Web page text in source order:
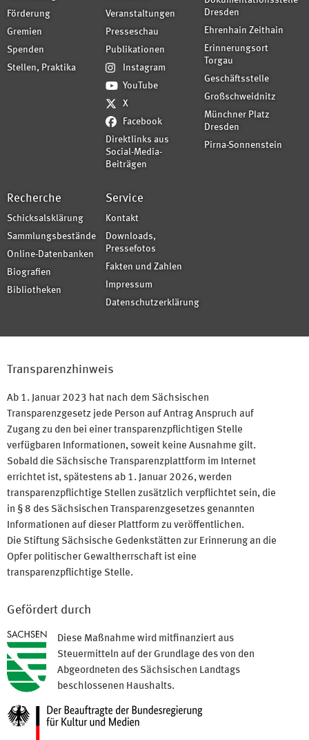
Förderung
Gremien
Spenden
Stellen, Praktika
Veranstaltungen
Presseschau
Publikationen
Instagram
YouTube
X
Facebook
Direktlinks aus
Social-Media-
Beiträgen
Dresden
Ehrenhain Zeithain
Erinnerungsort
Torgau
Geschäftsstelle
Großschweidnitz
Münchner Platz
Dresden
Pirna-Sonnenstein
Recherche
Schicksalsklärung
Sammlungsbestände
Online-Datenbanken
Biografien
Bibliotheken
Service
Kontakt
Downloads,
Pressefotos
Fakten und Zahlen
Impressum
Datenschutzerklärung
Transparenzhinweis
Ab 1. Januar 2023 hat nach dem Sächsischen
Transparenzgesetz jede Person auf Antrag Anspruch auf
Zugang zu den bei einer transparenzpflichtigen Stelle
verfügbaren Informationen, soweit keine Ausnahme gilt.
Sobald die Sächsische Transparenzplattform im Internet
errichtet ist, spätestens ab 1. Januar 2026, werden
transparenzpflichtige Stellen zusätzlich verpflichtet sein, die
in § 8 des Sächsischen Transparenzgesetzes genannten
Informationen auf dieser Plattform zu veröffentlichen.
Die Stiftung Sächsische Gedenkstätten zur Erinnerung an die
Opfer politischer Gewaltherrschaft ist eine
transparenzpflichtige Stelle.
Gefördert durch
Diese Maßnahme wird mitfinanziert aus
Steuermitteln auf der Grundlage des von den
Abgeordneten des Sächsischen Landtags
beschlossenen Haushalts.